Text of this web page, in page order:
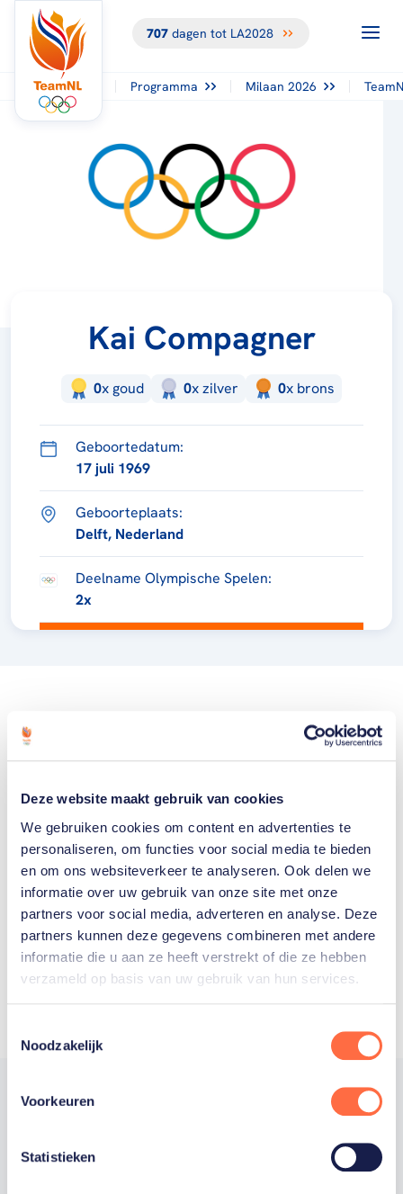
Deze website maakt gebruik van cookies
We gebruiken cookies om content en advertenties te
personaliseren, om functies voor social media te bieden
en om ons websiteverkeer te analyseren. Ook delen we
informatie over uw gebruik van onze site met onze
partners voor social media, adverteren en analyse. Deze
partners kunnen deze gegevens combineren met andere
informatie die u aan ze heeft verstrekt of die ze hebben
verzameld op basis van uw gebruik van hun services.
Noodzakelijk
Voorkeuren
Statistieken
707dagen tot LA2028
Programma Milaan 2026
Kai Compagner
0x goud 0xzilver 0x brons
Geboortedatum:
17 juli 1969
Geboorteplaats:
Delft, Nederland
Deelname Olympische Spelen:
2x
Welke Nederlanders hebben er
ooit meegedaan aan de
Olympische Spelen?
Trotse hoofdsponsor